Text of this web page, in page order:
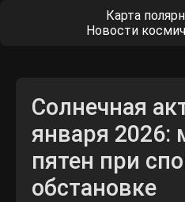
Карта
Новости
Солнечная
января 2026:
пятен при
обстановке